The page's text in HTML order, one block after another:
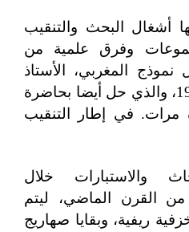
أشغال البحث والتنقيب
وفرق علمية من
نموذج المغربي، الأستاذ
احمد المكناسي منذ 1952، والذي حل أيضا بحاضرة
مرات. في إطار التنقيب
والاستبارات خلال
من القرن الماضي، ليتم
ريفية، وبقايا صهاريج